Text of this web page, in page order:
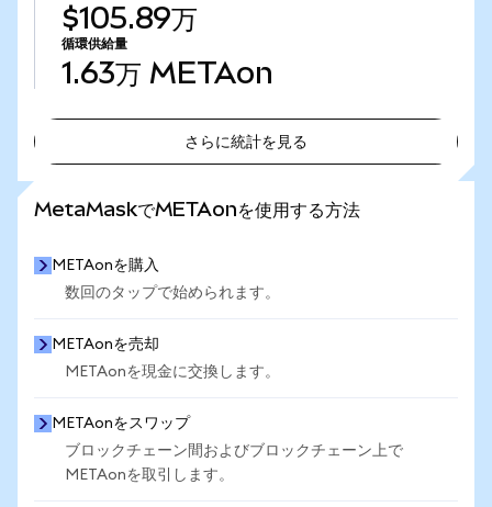
$105.89万
循環供給量
1.63万 METAon
さらに統計を見る
MetaMaskでMETAonを使用する方法
METAonを購入
数回のタップで始められます。
METAonを売却
METAonを現金に交換します。
METAonをスワップ
ブロックチェーン間およびブロックチェーン上で
METAonを取引します。